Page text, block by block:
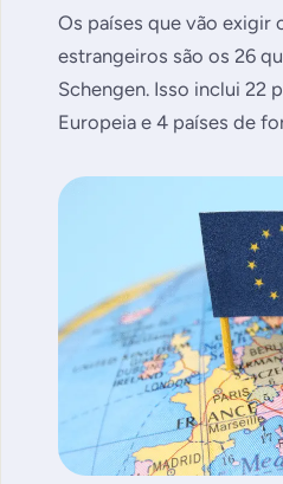
Os países que vão exigir
estrangeiros são os 26
Schengen. Isso inclui 22
Europeia e 4 países de